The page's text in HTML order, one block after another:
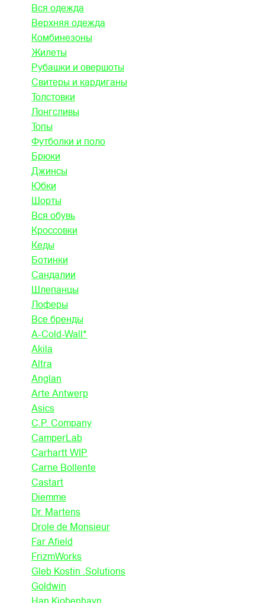
Вся одежда
Верхняя одежда
Комбинезоны
Жилеты
Рубашки и овершоты
Свитеры и кардиганы
Толстовки
Лонгсливы
Топы
Футболки и поло
Брюки
Джинсы
Юбки
Шорты
Вся обувь
Кроссовки
Кеды
Ботинки
Сандалии
Шлепанцы
Лоферы
Все бренды
A-Cold-Wall*
Akila
Altra
Anglan
Arte Antwerp
Asics
C.P. Company
CamperLab
Carhartt WIP
Carne Bollente
Castart
Diemme
Dr. Martens
Drole de Monsieur
Far Afield
FrizmWorks
Gleb Kostin .Solutions
Goldwin